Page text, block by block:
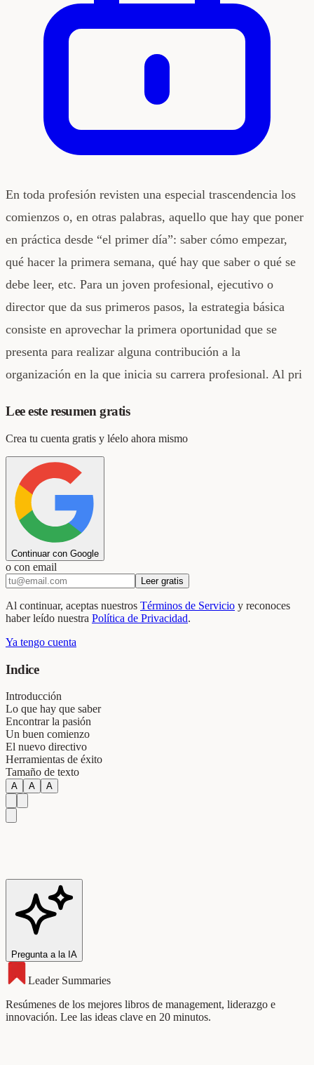
En toda profesión revisten una especial trascendencia los
comienzos o, en otras palabras, aquello que hay que poner
en práctica desde “el primer día”: saber cómo empezar,
qué hacer la primera semana, qué hay que saber o qué se
debe leer, etc. Para un joven profesional, ejecutivo o
director que da sus primeros pasos, la estrategia básica
consiste en aprovechar la primera oportunidad que se
presenta para realizar alguna contribución a la
organización en la que inicia su carrera profesional. Al pri
Lee este resumen gratis
Crea tu cuenta gratis y léelo ahora mismo
Continuar con Google
o con email
Leer gratis
Al continuar, aceptas nuestros Términos de Servicio y reconoces
haber leído nuestra Política de Privacidad.
Ya tengo cuenta
Indice
Introducción
Lo que hay que saber
Encontrar la pasión
Un buen comienzo
El nuevo directivo
Herramientas de éxito
Tamaño de texto
A A A
Pregunta a la IA
Leader Summaries
Resúmenes de los mejores libros de management, liderazgo e
innovación. Lee las ideas clave en 20 minutos.